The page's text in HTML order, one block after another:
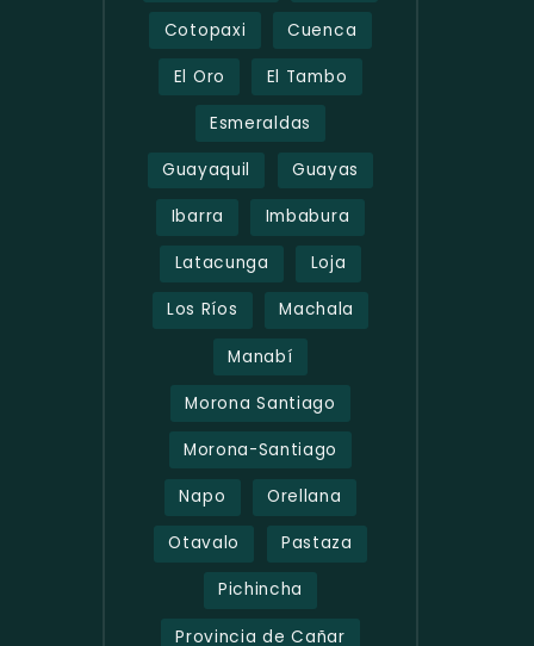
Cotopaxi Cuenca
El Oro El Tambo
Esmeraldas
Guayaquil Guayas
Ibarra Imbabura
Latacunga Loja
Los Ríos Machala
Manabí
Morona Santiago
Morona-Santiago
Napo Orellana
Otavalo Pastaza
Pichincha
Provincia de Cañar